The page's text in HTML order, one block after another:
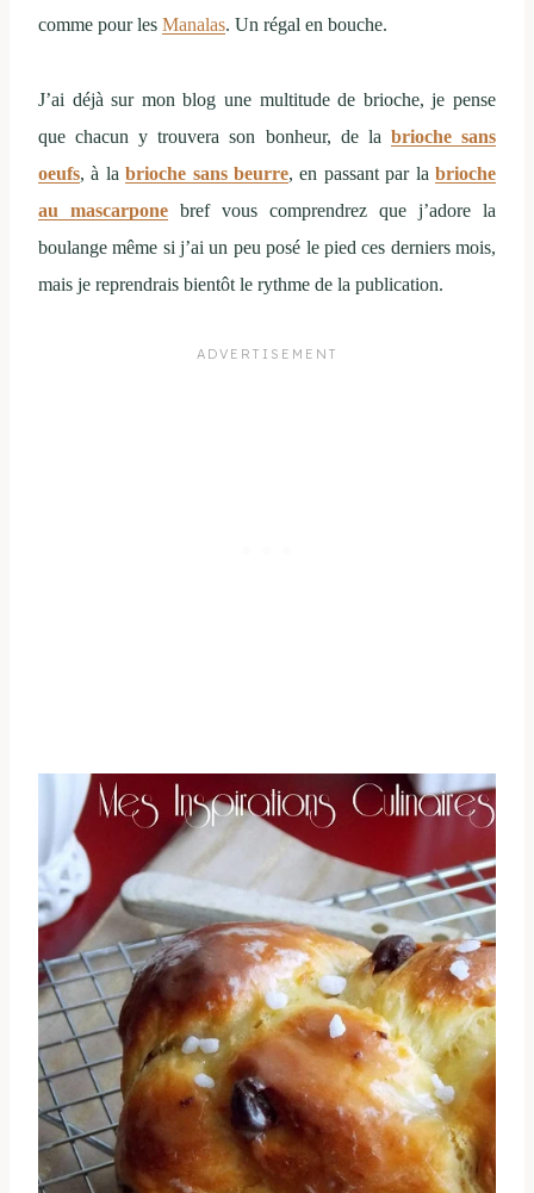
comme pour les Manalas. Un régal en bouche.
J’ai déjà sur mon blog une multitude de brioche, je pense
que chacun y trouvera son bonheur, de la brioche sans
oeufs, à labrioche sans beurre, en passant par labrioche
au mascarpone bref vous comprendrez que j’adore la
boulange même si j’ai un peu posé le pied ces derniers mois,
mais je reprendrais bientôt le rythme de la publication.